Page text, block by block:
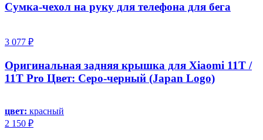
Сумка-чехол на руку для телефона для бега
3 077 ₽
Oригинальная задняя крышка для Xiaomi 11T /
11T Pro Цвет: Серо-черный (Japan Logo)
цвет: красный
2 150 ₽